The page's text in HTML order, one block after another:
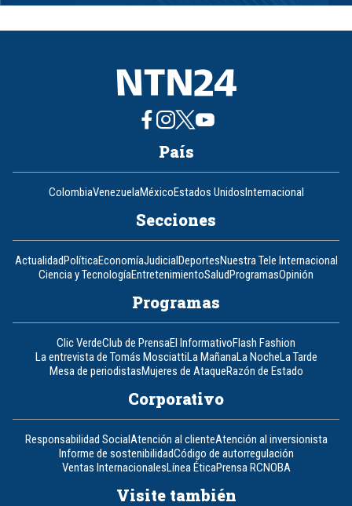
8
País
ColombiaVenezuelaMéxicoEstados UnidosInternacional
Secciones
ActualidadPolíticaEconomíaJudicialDeportesNuestra Tele Internacional
Ciencia y TecnologíaEntretenimientoSaludProgramasOpinión
Programas
Clic VerdeClub de PrensaEl InformativoFlash Fashion
La entrevista de Tomás MosciattiLa MañanaLa NocheLa Tarde
Mesa de periodistasMujeres de AtaqueRazón de Estado
Corporativo
Responsabilidad SocialAtención al clienteAtención al inversionista
Informe de sostenibilidadCódigo de autorregulación
Ventas InternacionalesLínea ÉticaPrensa RCNOBA
Visite también